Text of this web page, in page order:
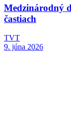
Medzinárodný
častiach
TVT
9. júna 2026